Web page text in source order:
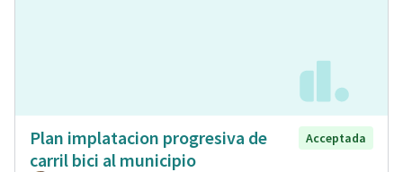
Plan implatacion progresiva de
carril bici al municipio
Acceptada